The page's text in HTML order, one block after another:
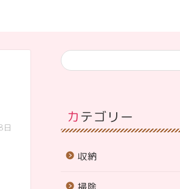
カテゴリー
収納